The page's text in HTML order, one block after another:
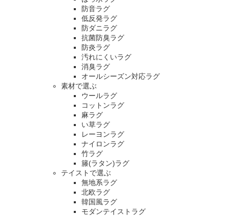
防音ラグ
低反発ラグ
防ダニラグ
抗菌防臭ラグ
防炎ラグ
汚れにくいラグ
消臭ラグ
オールシーズン対応ラグ
素材で選ぶ
ウールラグ
コットンラグ
麻ラグ
い草ラグ
レーヨンラグ
ナイロンラグ
竹ラグ
籐(ラタン)ラグ
テイストで選ぶ
無地系ラグ
北欧ラグ
韓国風ラグ
モダンテイストラグ